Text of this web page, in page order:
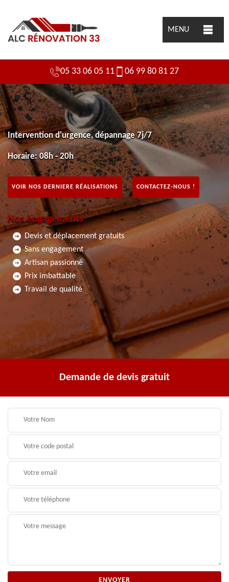
MENU
05 33 06 05 11 06 99 80 81 27
Intervention d'urgence, dépannage 7j/7
Horaire: 08h - 20h
VOIR NOS DERNIERE RÉALISATIONS CONTACTEZ-NOUS !
Nos engagements
Devis et déplacement gratuits
Sans engagement
Artisan passionné
Prix imbattable
Travail de qualité
Demande de devis gratuit